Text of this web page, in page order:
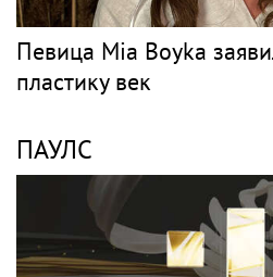
Певица Mia Boyka
пластику век
ПАУЛС